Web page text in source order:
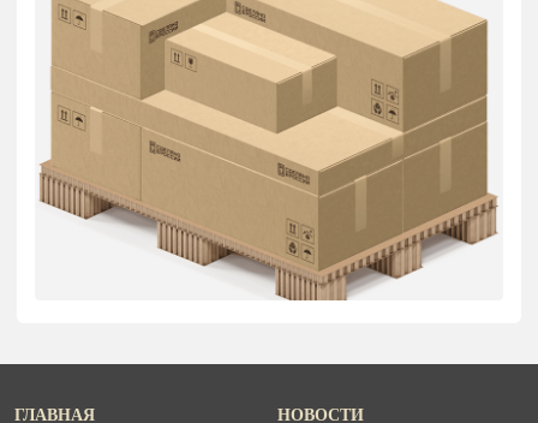
ГЛАВНАЯ НОВОСТИ